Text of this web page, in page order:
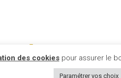
Données
des cookiespour assurer le
Paramétrer vos choix